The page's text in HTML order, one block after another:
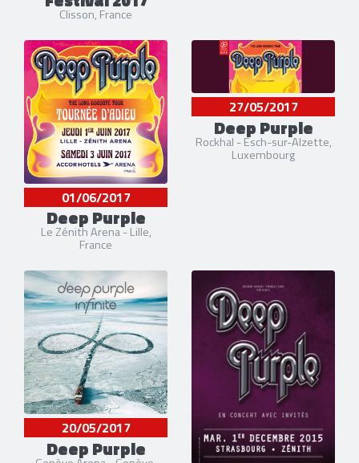
Clisson, France
01/06/2017
Deep Purple
Le Zénith Arena - Lille,
France
27/05/2017
Deep Purple
Rockhal - Esch-sur-Alzette,
Luxembourg
20/05/2017
Deep Purple